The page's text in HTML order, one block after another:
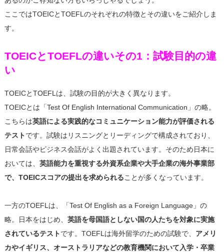
ここではTOEICとTOEFLのそれぞれの特徴とその違いをご紹介しま
す。
TOEICとTOEFLの違いその1：試験目的の違
い
TOEICとTOEFLは、試験の目的が大きく異なります。
TOEICとは「Test Of English International Communication」の略。
こちらは英語による実践的なコミュニケーション能力が評価される
テストです。試験はリスニングとリーディングで構成されており、
日常会話やビジネス会話がよく出題されています。そのため日本に
おいては、 英語能力を重視する外資系企業や大手企業の海外事業部
で、TOEICスコアの提出を求められることが多くなっています。
一方のTOEFLは、「Test Of English as a Foreign Language」の
略。日本をはじめ、 英語を母国語としない国の人たちを対象に実施
されているテストです。TOEFLは海外留学のための試験で、 アメリ
カやイギリス、オーストラリアなどの教育機関において入学・卒業